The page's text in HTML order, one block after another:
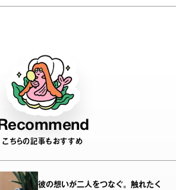
Recommend
こちらの記事もおすすめ
彼の想いが二人をつなぐ。触れたく